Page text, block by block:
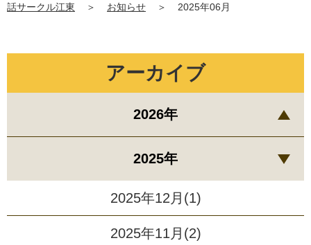
話サークル江東
＞ お知らせ ＞ 2025年06月
アーカイブ
2026年
2025年
2025年12月(1)
2025年11月(2)